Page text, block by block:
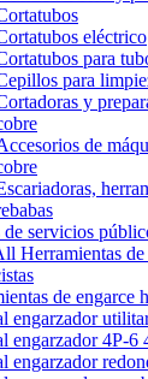
eléctrico
para
para
y
de
servicios
Herramientas
de engarce
engarzador
engarzador 4P-
engarzador